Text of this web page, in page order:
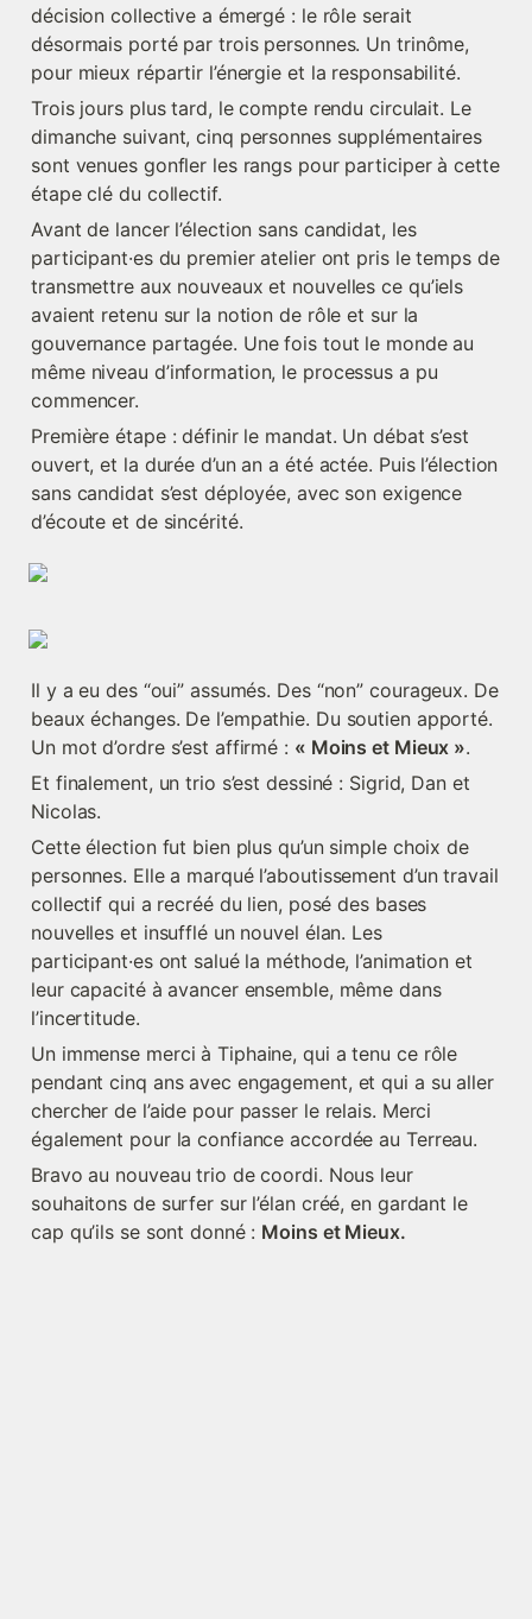
décision collective a émergé : le rôle serait
désormais porté par trois personnes. Un trinôme,
pour mieux répartir l’énergie et la responsabilité.
Trois jours plus tard, le compte rendu circulait. Le
dimanche suivant, cinq personnes supplémentaires
sont venues gonfler les rangs pour participer à cette
étape clé du collectif.
Avant de lancer l’élection sans candidat, les
participant·es du premier atelier ont pris le temps de
transmettre aux nouveaux et nouvelles ce qu’iels
avaient retenu sur la notion de rôle et sur la
gouvernance partagée. Une fois tout le monde au
même niveau d’information, le processus a pu
commencer.
Première étape : définir le mandat. Un débat s’est
ouvert, et la durée d’un an a été actée. Puis l’élection
sans candidat s’est déployée, avec son exigence
d’écoute et de sincérité.
Il y a eu des “oui” assumés. Des “non” courageux. De
beaux échanges. De l’empathie. Du soutien apporté.
Un mot d’ordre s’est affirmé : « Moins et Mieux ».
Et finalement, un trio s’est dessiné : Sigrid, Dan et
Nicolas.
Cette élection fut bien plus qu’un simple choix de
personnes. Elle a marqué l’aboutissement d’un travail
collectif qui a recréé du lien, posé des bases
nouvelles et insufflé un nouvel élan. Les
participant·es ont salué la méthode, l’animation et
leur capacité à avancer ensemble, même dans
l’incertitude.
Un immense merci à Tiphaine, qui a tenu ce rôle
pendant cinq ans avec engagement, et qui a su aller
chercher de l’aide pour passer le relais. Merci
également pour la confiance accordée au Terreau.
Bravo au nouveau trio de coordi. Nous leur
souhaitons de surfer sur l’élan créé, en gardant le
cap qu’ils se sont donné : Moins et Mieux.